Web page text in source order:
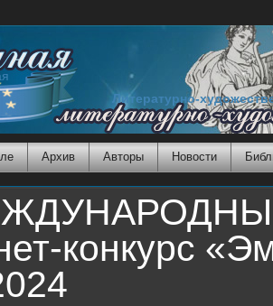
Литературно-
Архив Авторы Новости
конкурс